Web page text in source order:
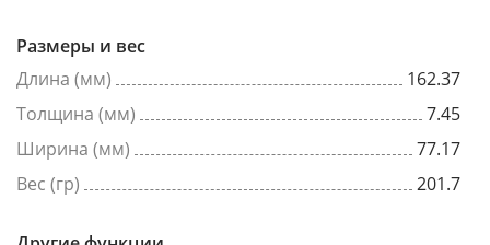
Размеры и вес
Длина (мм)
162.37
Толщина (мм)
7.45
Ширина (мм)
77.17
Вес (гр)
201.7